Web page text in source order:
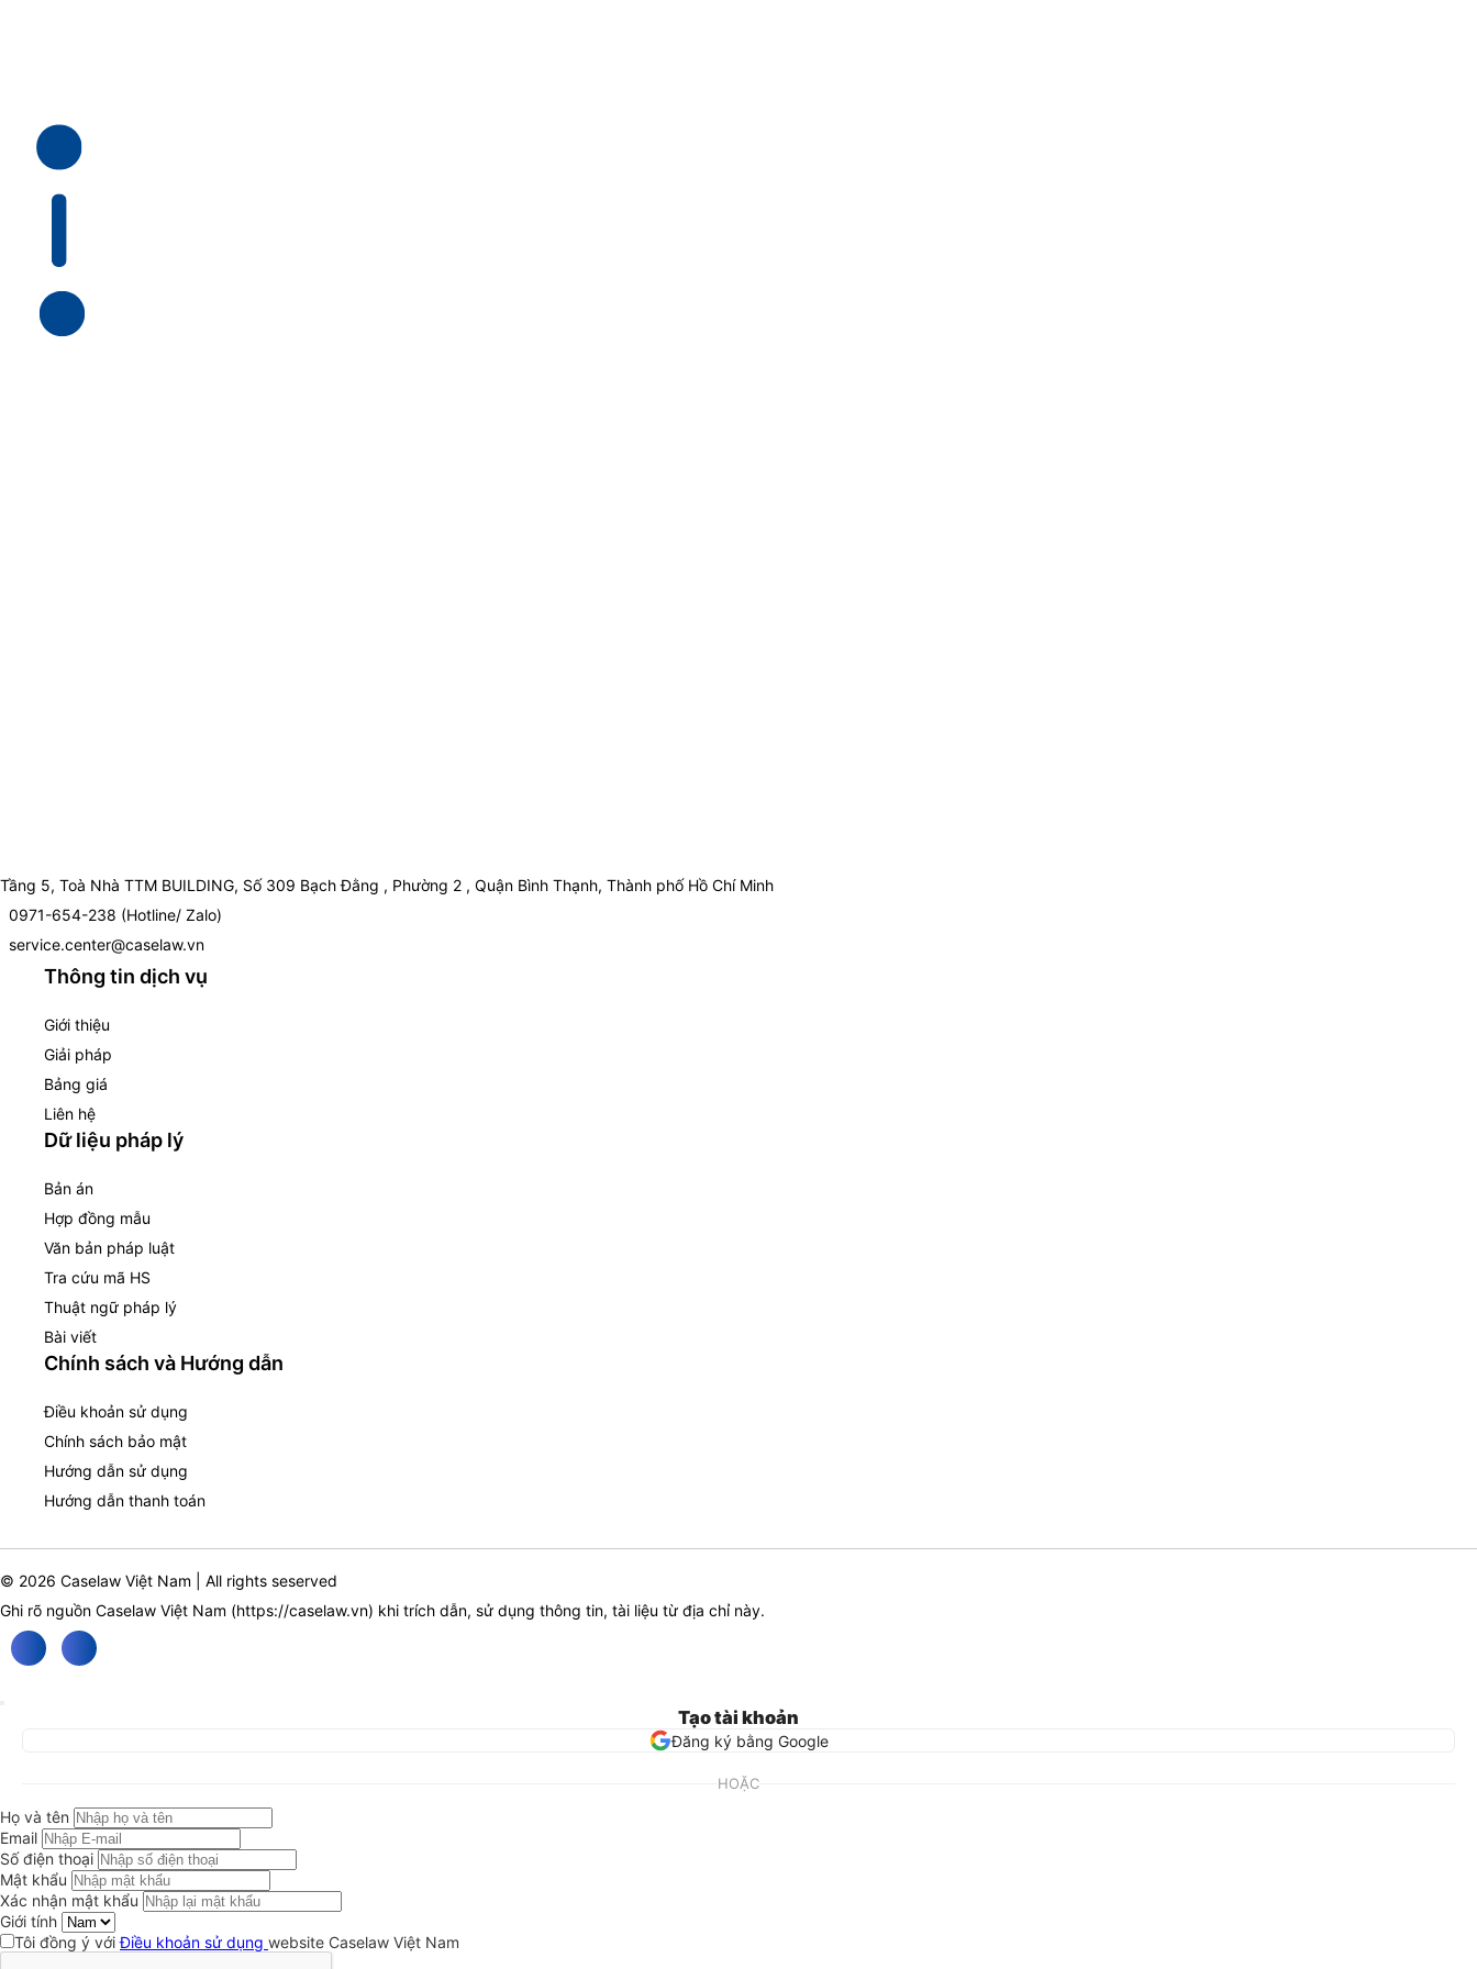
Tầng 5, Toà Nhà TTM BUILDING, Số 309 Bạch Đằng , Phường 2 , Quận Bình Thạnh, Thành phố Hồ Chí Minh
0971-654-238 (Hotline/ Zalo)
service.center@caselaw.vn
Thông tin dịch vụ
Giới thiệu
Giải pháp
Bảng giá
Liên hệ
Dữ liệu pháp lý
Bản án
Hợp đồng mẫu
Văn bản pháp luật
Tra cứu mã HS
Thuật ngữ pháp lý
Bài viết
Chính sách và Hướng dẫn
Điều khoản sử dụng
Chính sách bảo mật
Hướng dẫn sử dụng
Hướng dẫn thanh toán
© 2026 Caselaw Việt Nam | All rights seserved
Ghi rõ nguồn Caselaw Việt Nam (https://caselaw.vn) khi trích dẫn, sử dụng thông tin, tài liệu từ địa chỉ này.
Tạo tài khoản
Đăng ký bằng Google
HOẶC
Họ và tên
Email
Số điện thoại
Mật khẩu
Xác nhận mật khẩu
Giới tính
Tôi đồng ý vớiĐiều khoản sử dụng website Caselaw Việt Nam